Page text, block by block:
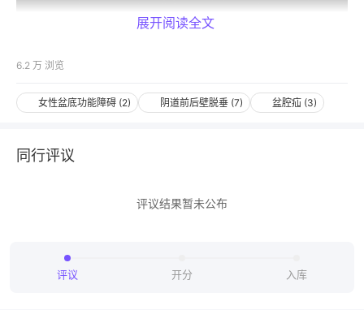
此视频仅专业人士可见
展开阅读全文
6.2 万 浏览
女性盆底功能障碍 (2) 阴道前后壁脱垂 (7) 盆腔疝 (3)
同行评议
评议结果暂未公布
评议 开分 入库